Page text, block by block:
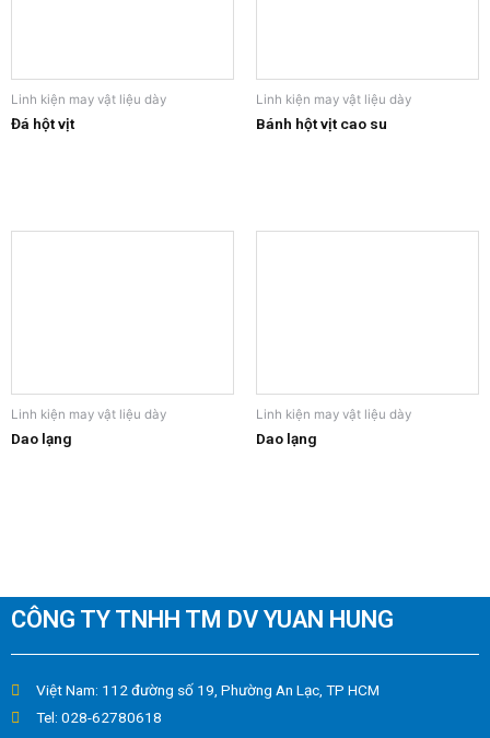
Linh kiện may vật liệu dày
Đá hột vịt
Linh kiện may vật liệu dày
Bánh hột vịt cao su
Linh kiện may vật liệu dày
Dao lạng
Linh kiện may vật liệu dày
Dao lạng
CÔNG TY TNHH TM DV YUAN HUNG
Việt Nam: 112 đường số 19, Phường An Lạc, TP HCM
Tel: 028-62780618